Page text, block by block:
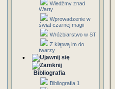
Wiedźmy znad
Warty
Wprowadzenie w
świat czarnej magii
Wróżbiarstwo w ST
Z klątwą im do
twarzy
Bibliografia
Bibliografia 1